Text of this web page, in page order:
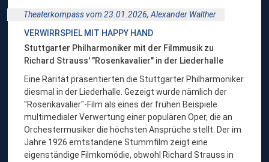
Theaterkompass vom 23.01.2026,Alexander Walther
VERWIRRSPIEL MIT HAPPY HAND
Stuttgarter Philharmoniker mit der Filmmusik zu
Richard Strauss' "Rosenkavalier" in der Liederhalle
Eine Rarität präsentierten die Stuttgarter Philharmoniker
diesmal in der Liederhalle. Gezeigt wurde nämlich der
"Rosenkavalier"-Film als eines der frühen Beispiele
multimedialer Verwertung einer populären Oper, die an
Orchestermusiker die höchsten Ansprüche stellt. Der im
Jahre 1926 emtstandene Stummfilm zeigt eine
eigenständige Filmkomödie, obwohl Richard Strauss in